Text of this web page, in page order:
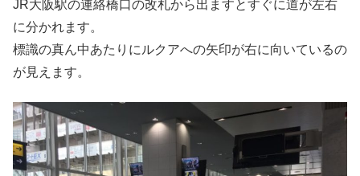
JR大阪駅の連絡橋口の改札から出ますとすぐに道が左右
に分かれます。
標識の真ん中あたりにルクアへの矢印が右に向いているの
が見えます。